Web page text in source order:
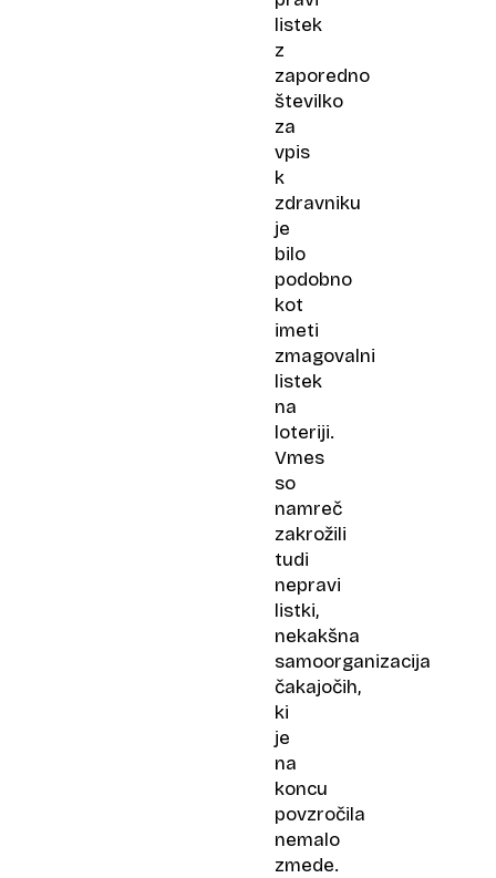
listek
z
zaporedno
številko
za
vpis
k
zdravniku
je
bilo
podobno
kot
imeti
zmagovalni
listek
na
loteriji.
Vmes
so
namreč
zakrožili
tudi
nepravi
listki,
nekakšna
samoorganizacija
čakajočih,
ki
je
na
koncu
povzročila
nemalo
zmede.